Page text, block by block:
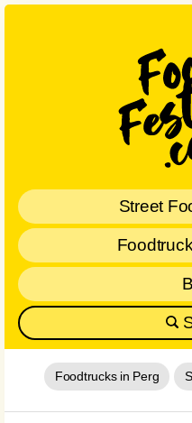
Street
Foodtrucks in Perg